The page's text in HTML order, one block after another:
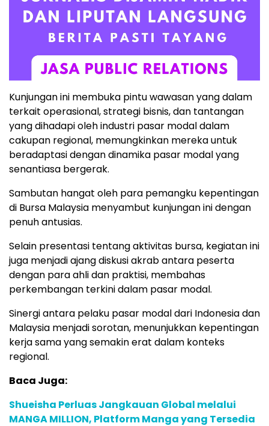
Kunjungan ini membuka pintu wawasan yang dalam
terkait operasional, strategi bisnis, dan tantangan
yang dihadapi oleh industri pasar modal dalam
cakupan regional, memungkinkan mereka untuk
beradaptasi dengan dinamika pasar modal yang
senantiasa bergerak.
Sambutan hangat oleh para pemangku kepentingan
di Bursa Malaysia menyambut kunjungan ini dengan
penuh antusias.
Selain presentasi tentang aktivitas bursa, kegiatan ini
juga menjadi ajang diskusi akrab antara peserta
dengan para ahli dan praktisi, membahas
perkembangan terkini dalam pasar modal.
Sinergi antara pelaku pasar modal dari Indonesia dan
Malaysia menjadi sorotan, menunjukkan kepentingan
kerja sama yang semakin erat dalam konteks
regional.
Baca Juga:
Shueisha Perluas Jangkauan Global melalui
MANGA MILLION, Platform Manga yang Tersedia